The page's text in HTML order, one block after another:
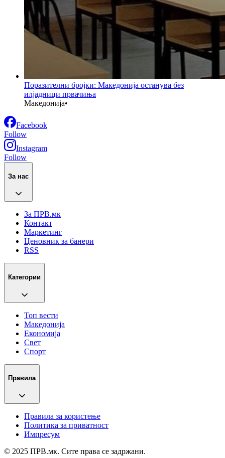
Поразителни бројки: Македонија останува без
илјадници првачиња
Македонија•
Facebook
Follow
Instagram
Follow
За нас
За ПРВ.мк
Контакт
Маркетинг
Ценовник за банери
RSS
Категории
Топ вести
Македонија
Економија
Свет
Спорт
Правила
Правила за користење
Политика за приватност
Импресум
© 2025 ПРВ.мк. Сите права се задржани.